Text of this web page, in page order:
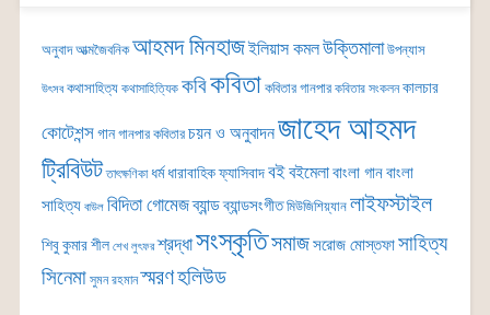
অনুবাদ আত্মজৈবনিক আহমদ মিনহাজইলিয়াস কমলউক্তিমালা উপন্যাস
উৎসব কথাসাহিত্য কথাসাহিত্যিক কবিকবিতা কবিতার গানপার কবিতার সংকলন কালচার
কোটেশন্সগান গানপার কবিতার চয়ন ও অনুবাদনজাহেদ আহমদ
ট্রিবিউট তাৎক্ষণিকা ধর্ম ধারাবাহিকফ্যাসিবাদবইবইমেলাবাংলা গানবাংলা
সাহিত্য বাউল বিদিতা গোমেজব্যান্ডব্যান্ডসংগীত মিউজিশিয়্যান লাইফস্টাইল
শিবু কুমার শীল শেখ লুৎফর শ্রদ্ধাসংস্কৃতিসমাজসরোজ মোস্তফাসাহিত্য
সিনেমা সুমন রহমান স্মরণহলিউড